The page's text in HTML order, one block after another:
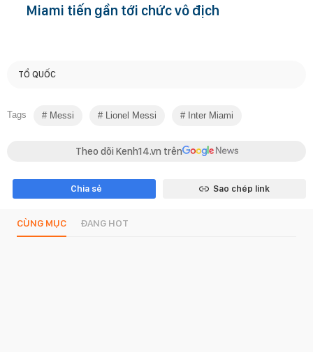
Miami tiến gần tới chức vô địch
TỔ QUỐC
Tags Messi Lionel Messi Inter Miami
Theo dõi Kenh14.vn trên
Chia sẻ Sao chép link
CÙNG MỤC ĐANG HOT